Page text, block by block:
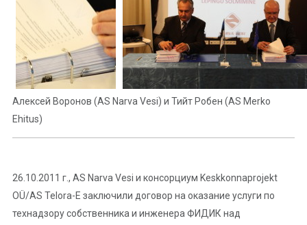
Алексей Воронов (AS Narva Vesi) и Тийт Робен (AS Merko
Ehitus)
26.10.2011 г., AS Narva Vesi и консорциум Keskkonnaprojekt
OÜ/AS Telora-E заключили договор на оказание услуги по
технадзору собственника и инженера ФИДИК над